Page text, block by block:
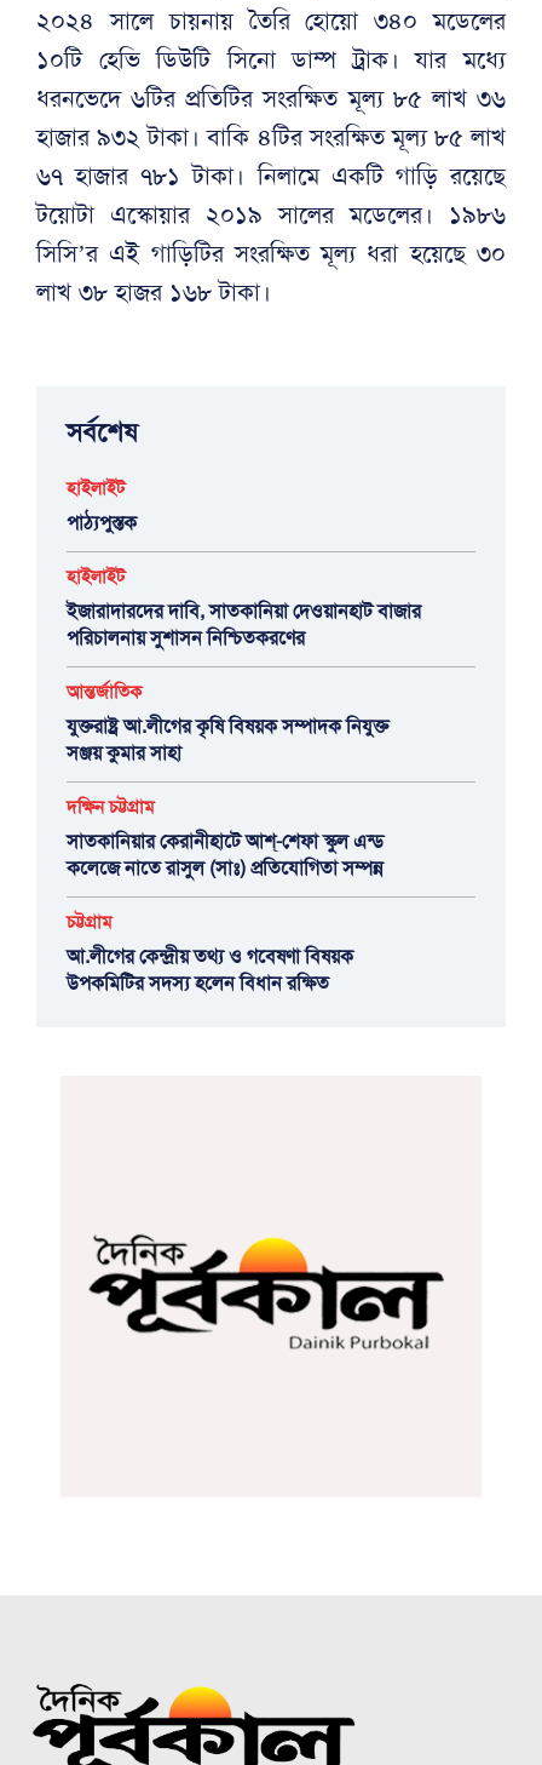
২০২৪ সালে চায়নায় তৈরি হোয়ো ৩৪০ মডেলের
১০টি হেভি ডিউটি সিনো ডাম্প ট্রাক। যার মধ্যে
ধরনভেদে ৬টির প্রতিটির সংরক্ষিত মূল্য ৮৫ লাখ ৩৬
হাজার ৯৩২ টাকা। বাকি ৪টির সংরক্ষিত মূল্য ৮৫ লাখ
৬৭ হাজার ৭৮১ টাকা। নিলামে একটি গাড়ি রয়েছে
টয়োটা এস্কোয়ার ২০১৯ সালের মডেলের। ১৯৮৬
সিসি’র এই গাড়িটির সংরক্ষিত মূল্য ধরা হয়েছে ৩০
লাখ ৩৮ হাজর ১৬৮ টাকা।
সর্বশেষ
হাইলাইট
পাঠ্যপুস্তক
হাইলাইট
ইজারাদারদের দাবি, সাতকানিয়া দেওয়ানহাট বাজার
পরিচালনায় সুশাসন নিশ্চিতকরণের
আন্তর্জাতিক
যুক্তরাষ্ট্র আ.লীগের কৃষি বিষয়ক সম্পাদক নিযুক্ত
সঞ্জয় কুমার সাহা
দক্ষিন চট্টগ্রাম
সাতকানিয়ার কেরানীহাটে আশ্-শেফা স্কুল এন্ড
কলেজে নাতে রাসুল (সাঃ) প্রতিযোগিতা সম্পন্ন
চট্টগ্রাম
আ.লীগের কেন্দ্রীয় তথ্য ও গবেষণা বিষয়ক
উপকমিটির সদস্য হলেন বিধান রক্ষিত